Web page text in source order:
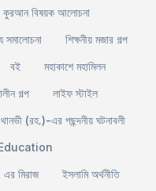
কুরআন বিষয়ক আলোচনা
সমালোচনা
শিক্ষনীয় মজার গল্প
বই
মহাকাশে মহামিলন
গল্প
লাইফ স্টাইল
(রহ.)-এর পছন্দনীয় ঘটনাবলী
এর মিরাজ
ইসলামি অর্থনীতি